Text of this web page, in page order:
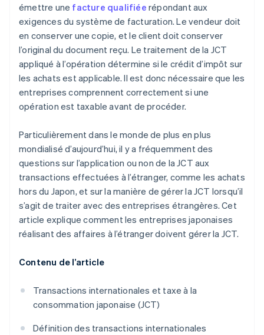
émettre une facture qualifiée répondant aux
exigences du système de facturation. Le vendeur doit
en conserver une copie, et le client doit conserver
l’original du document reçu. Le traitement de la JCT
appliqué à l’opération détermine si le crédit d’impôt sur
les achats est applicable. Il est donc nécessaire que les
entreprises comprennent correctement si une
opération est taxable avant de procéder.
Particulièrement dans le monde de plus en plus
mondialisé d’aujourd’hui, il y a fréquemment des
questions sur l’application ou non de la JCT aux
transactions effectuées à l’étranger, comme les achats
hors du Japon, et sur la manière de gérer la JCT lorsqu’il
s’agit de traiter avec des entreprises étrangères. Cet
article explique comment les entreprises japonaises
réalisant des affaires à l’étranger doivent gérer la JCT.
Contenu de l’article
Transactions internationales et taxe à la
consommation japonaise (JCT)
Définition des transactions internationales